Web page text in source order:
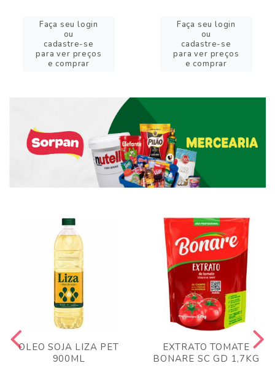
Faça seu login
ou
cadastre-se
para ver preços
e comprar
Faça seu login
ou
cadastre-se
para ver preços
e comprar
OLEO SOJA LIZA PET
900ML
EXTRATO TOMATE
BONARE SC GD 1,7KG